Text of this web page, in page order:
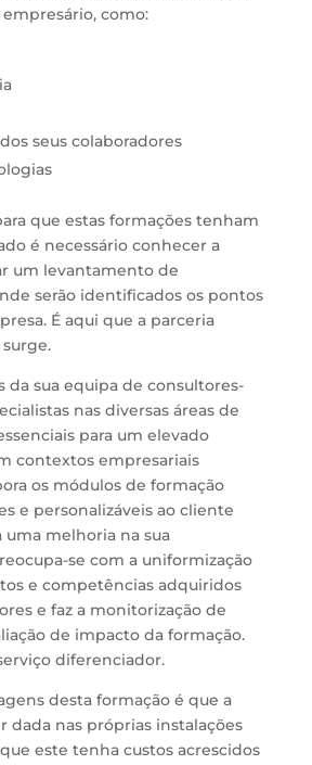
como:
seus colaboradores
que estas formações tenham
é necessário conhecer a
um levantamento de
serão identificados os pontos
É aqui que a parceria
da sua equipa de consultores-
nas diversas áreas de
para um elevado
contextos empresariais
os módulos de formação
e personalizáveis ao cliente
melhoria na sua
se com a uniformização
e competências adquiridos
e faz a monitorização de
de impacto da formação.
diferenciador.
desta formação é que a
dada nas próprias instalações
este tenha custos acrescidos